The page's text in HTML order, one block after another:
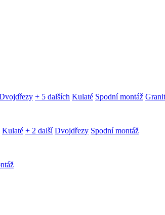
+ 5 dalších Kulaté Spodní montáž
Kulaté + 2 další Dvojdřezy Spodní montáž